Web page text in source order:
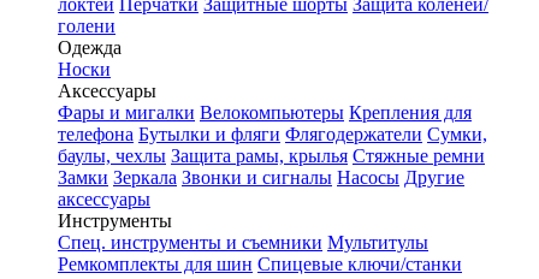
локтей Перчатки Защитные шорты Защита коленей/
голени
Одежда
Носки
Аксессуары
Фары и мигалки Велокомпьютеры Крепления для
телефона Бутылки и фляги Флягодержатели Сумки,
баулы, чехлы Защита рамы, крылья Стяжные ремни
Замки Зеркала Звонки и сигналы Насосы Другие
аксессуары
Инструменты
Спец. инструменты и съемники Мультитулы
Ремкомплекты для шин Спицевые ключи/станки